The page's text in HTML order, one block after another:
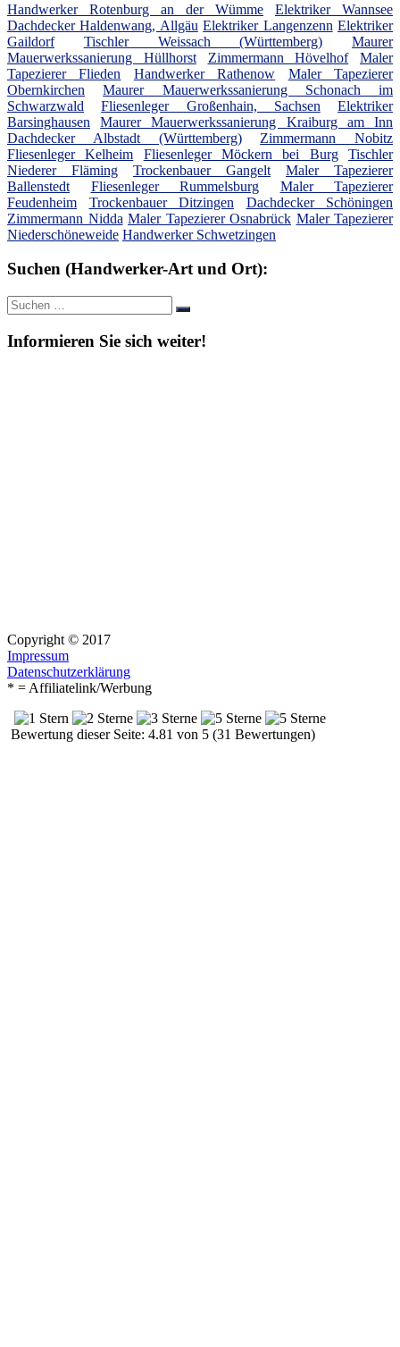
Handwerker Rotenburg an der Wümme
Elektriker Wannsee
Dachdecker Haldenwang, Allgäu Elektriker Langenzenn Elektriker
Gaildorf
Tischler Weissach (Württemberg)
Maurer
Mauerwerkssanierung Hüllhorst
Zimmermann Hövelhof
Maler
Tapezierer Flieden
Handwerker Rathenow
Maler Tapezierer
Obernkirchen
Maurer Mauerwerkssanierung Schonach im
Schwarzwald
Fliesenleger Großenhain, Sachsen
Elektriker
Barsinghausen
Maurer Mauerwerkssanierung Kraiburg am Inn
Dachdecker Albstadt (Württemberg)
Zimmermann Nobitz
Fliesenleger Kelheim
Fliesenleger Möckern bei Burg
Tischler
Niederer Fläming
Trockenbauer Gangelt
Maler Tapezierer
Ballenstedt
Fliesenleger Rummelsburg
Maler Tapezierer
Feudenheim
Trockenbauer Ditzingen
Dachdecker Schöningen
Zimmermann Nidda Maler Tapezierer Osnabrück Maler Tapezierer
Niederschöneweide Handwerker Schwetzingen
Suchen (Handwerker-Art und Ort):
Suche
nach:
Suchen
Informieren Sie sich weiter!
Copyright © 2017
Impressum
Datenschutzerklärung
* = Affiliatelink/Werbung
Bewertung dieser Seite: 4.81 von 5 (31 Bewertungen)